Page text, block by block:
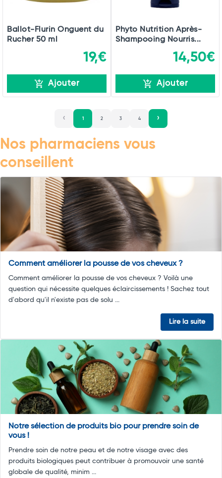
Ballot-Flurin Onguent du
Rucher 50 ml
19,€
Ajouter
Phyto Nutrition Après-
Shampooing Nourris...
14,50€
Ajouter
1 2 3 4
Nos pharmaciens vous
conseillent
Comment améliorer la pousse de vos cheveux ?
Comment améliorer la pousse de vos cheveux ? Voilà une
question qui nécessite quelques éclaircissements ! Sachez tout
d'abord qu'il n'existe pas de solu ...
Lire la suite
Notre sélection de produits bio pour prendre soin de
vous !
Prendre soin de notre peau et de notre visage avec des
produits biologiques peut contribuer à promouvoir une santé
globale de qualité, minim ...